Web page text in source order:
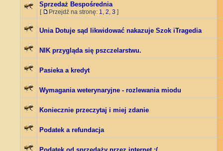
Sprzedaż Bespośrednia
[ Przejdź na stronę: 1, 2, 3 ]
Unia Dotuje sąd likwidować nakazuje Szok iTragedia
NIK przygląda się pszczelarstwu.
Pasieka a kredyt
Wymagania weterynaryjne - rozlewania miodu
Koniecznie przeczytaj i miej zdanie
Podatek a refundacja